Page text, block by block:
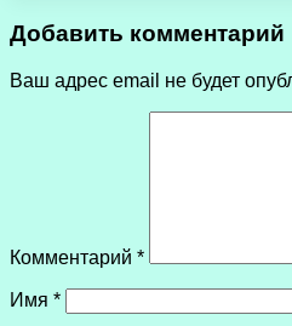
Добавить комментарий
Ваш адрес email не будет
Комментарий *
Имя *